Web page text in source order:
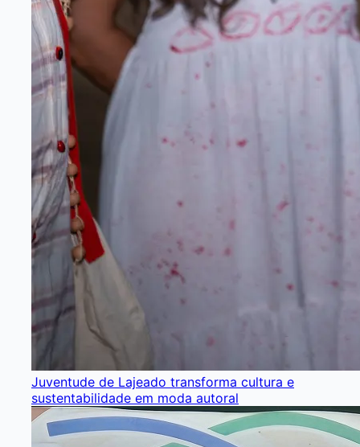
Juventude de Lajeado transforma cultura e
sustentabilidade em moda autoral